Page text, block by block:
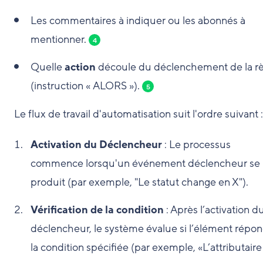
Les commentaires à indiquer ou les abonnés à
mentionner.
4
Quelleaction découle du déclenchement de la
(instruction « ALORS »).
5
Le flux de travail d'automatisation suit l'ordre suivant :
Activation du Déclencheur : Le processus
commence lorsqu'un événement déclencheur se
produit (par exemple, "Le statut change en X").
Vérification de la condition : Après l’activation
déclencheur, le système évalue si l’élément
la condition spécifiée (par exemple,